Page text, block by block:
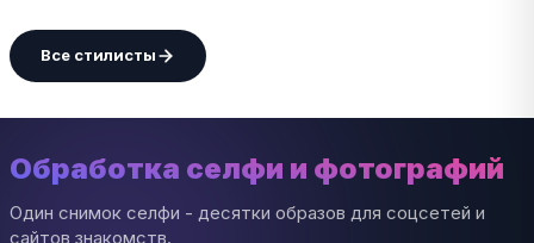
Все стилисты
Обработка селфи и фотографий
Один снимок селфи - десятки образов для соцсетей и
сайтов знакомств.